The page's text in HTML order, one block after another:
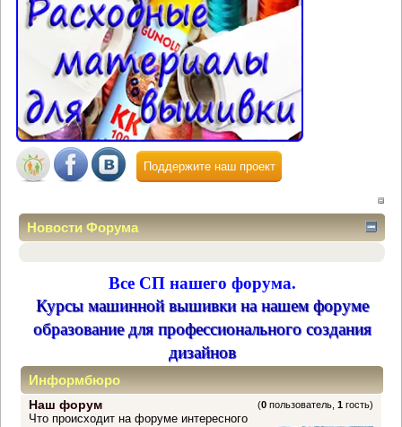
Поддержите наш проект
Новости Форума
Все СП нашего форума.
Курсы машинной вышивки на нашем форуме
образование для профессионального создания
дизайнов
Информбюро
Наш форум (0 пользователь,1 гость)
Что происходит на форуме интересного